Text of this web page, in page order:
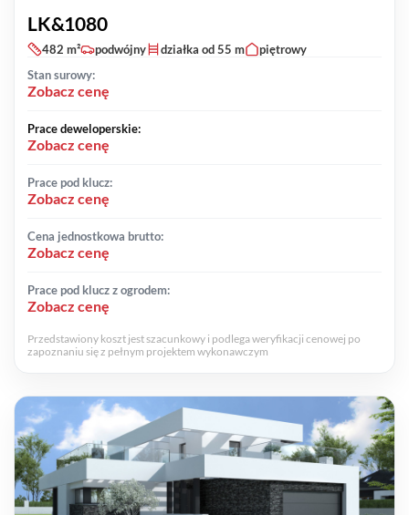
LK&1080
482 m² podwójny działka od 55 m
piętrowy
Stan surowy:
Zobacz cenę
Prace deweloperskie:
Zobacz cenę
Prace pod klucz:
Zobacz cenę
Cena jednostkowa brutto:
Zobacz cenę
Prace pod klucz z ogrodem:
Zobacz cenę
Przedstawiony koszt jest szacunkowy i podlega weryfikacji cenowej po
zapoznaniu się z pełnym projektem wykonawczym